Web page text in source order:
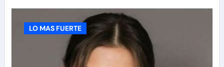
LO MAS FUERTE